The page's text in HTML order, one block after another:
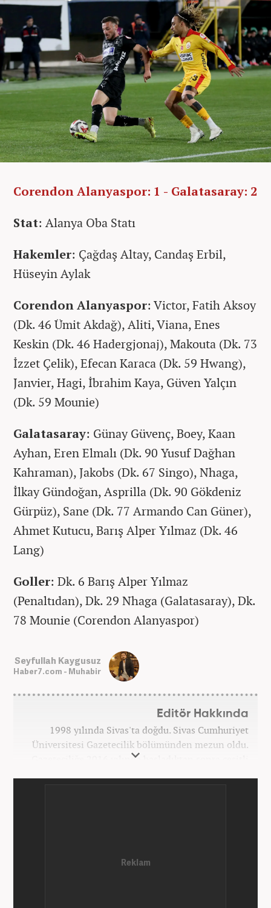
Corendon Alanyaspor: 1 - Galatasaray: 2
Stat: Alanya Oba Statı
Hakemler: Çağdaş Altay, Candaş Erbil,
Hüseyin Aylak
Corendon Alanyaspor: Victor, Fatih Aksoy
(Dk. 46 Ümit Akdağ), Aliti, Viana, Enes
Keskin (Dk. 46 Hadergjonaj), Makouta (Dk. 73
İzzet Çelik), Efecan Karaca (Dk. 59 Hwang),
Janvier, Hagi, İbrahim Kaya, Güven Yalçın
(Dk. 59 Mounie)
Galatasaray: Günay Güvenç, Boey, Kaan
Ayhan, Eren Elmalı (Dk. 90 Yusuf Dağhan
Kahraman), Jakobs (Dk. 67 Singo), Nhaga,
İlkay Gündoğan, Asprilla (Dk. 90 Gökdeniz
Gürpüz), Sane (Dk. 77 Armando Can Güner),
Ahmet Kutucu, Barış Alper Yılmaz (Dk. 46
Lang)
Goller: Dk. 6 Barış Alper Yılmaz
(Penaltıdan), Dk. 29 Nhaga (Galatasaray), Dk.
78 Mounie (Corendon Alanyaspor)
Seyfullah Kaygusuz
Haber7.com - Muhabir
Editör Hakkında
1998 yılında Sivas'ta doğdu. Sivas Cumhuriyet
Üniversitesi Gazetecilik bölümünden mezun oldu.
Gazeteciliğe 2016 yılında başladıktan sonra çeşitli